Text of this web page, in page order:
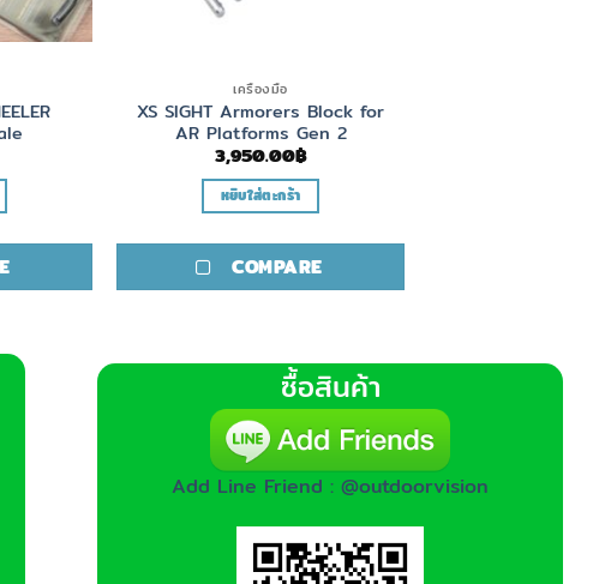
เครื่องมือ
XS SIGHT Armorers Block for
AR Platforms Gen 2
3,950.00฿
หยิบใส่ตะกร้า
COMPARE
ซื้อสินค้า
Add Line Friend : @outdoorvision